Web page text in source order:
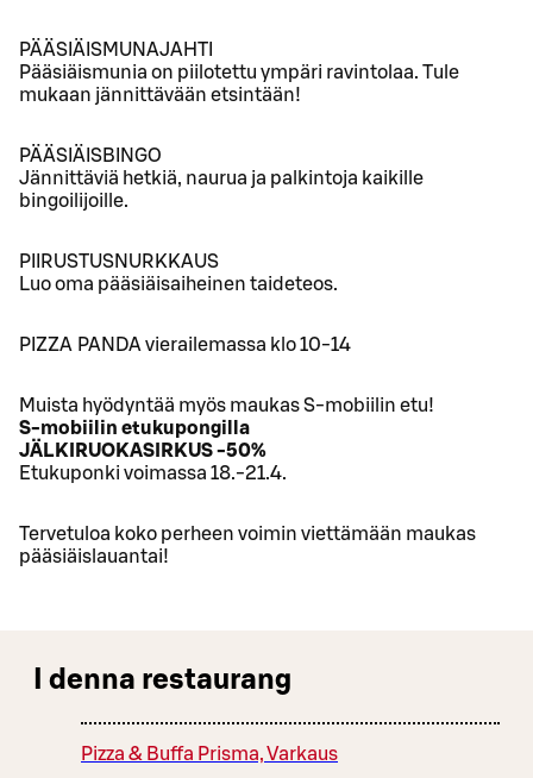
PÄÄSIÄISMUNAJAHTI
Pääsiäismunia on piilotettu ympäri ravintolaa. Tule
mukaan jännittävään etsintään!
PÄÄSIÄISBINGO
Jännittäviä hetkiä, naurua ja palkintoja kaikille
bingoilijoille.
PIIRUSTUSNURKKAUS
Luo oma pääsiäisaiheinen taideteos.
PIZZA PANDA vierailemassa klo 10-14
Muista hyödyntää myös maukas S-mobiilin etu!
S-mobiilin etukupongilla
JÄLKIRUOKASIRKUS -50%
Etukuponki voimassa 18.-21.4.
Tervetuloa koko perheen voimin viettämään maukas
pääsiäislauantai!
I denna restaurang
Pizza & Buffa Prisma, Varkaus